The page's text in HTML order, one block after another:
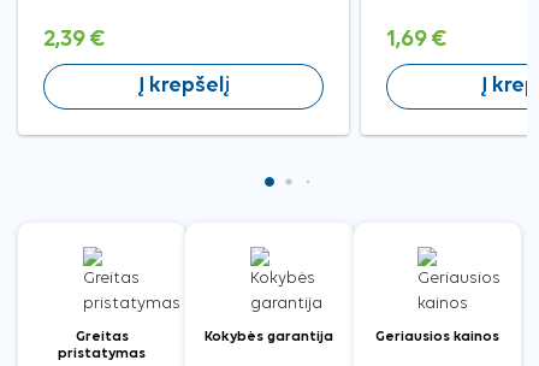
2,39 €
Į krepšelį
1,69 €
Į
Greitas
pristatymas
Kokybės garantija Geriausios kainos